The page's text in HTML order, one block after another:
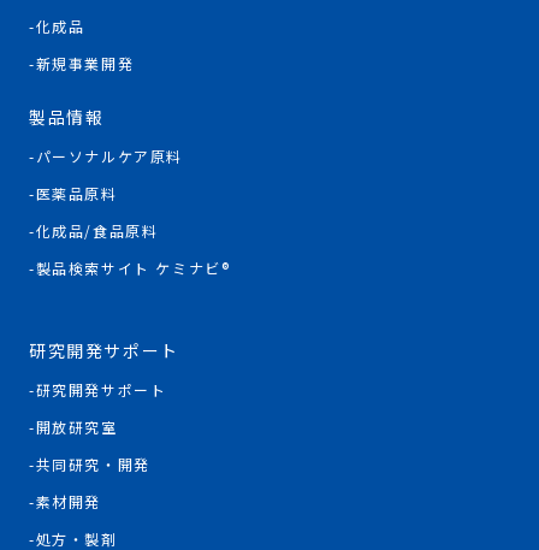
化成品
新規事業開発
製品情報
パーソナルケア原料
医薬品原料
化成品/食品原料
製品検索サイト ケミナビ®
研究開発サポート
研究開発サポート
開放研究室
共同研究・開発
素材開発
処方・製剤